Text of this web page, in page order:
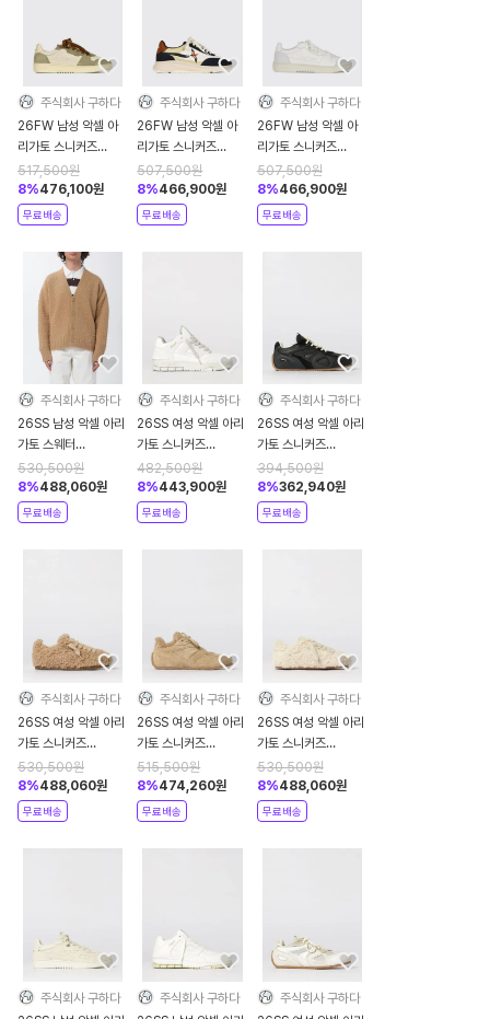
주식회사 구하다
26FW 남성 악셀 아
리가토 스니커즈
F4219001 Beige
517,500원
8%476,100원
무료배송
주식회사 구하다
26FW 남성 악셀 아
리가토 스니커즈
F4039002 Blue
507,500원
8%466,900원
무료배송
주식회사 구하다
26FW 남성 악셀 아
리가토 스니커즈
F0002007 White
507,500원
8%466,900원
무료배송
주식회사 구하다
26SS 남성 악셀 아리
가토 스웨터
A3731002 Beige
530,500원
8%488,060원
무료배송
주식회사 구하다
26SS 여성 악셀 아리
가토 스니커즈
F3677001 White
482,500원
8%443,900원
무료배송
주식회사 구하다
26SS 여성 악셀 아리
가토 스니커즈
F3534001 Black
394,500원
8%362,940원
무료배송
주식회사 구하다
26SS 여성 악셀 아리
가토 스니커즈
F3669001 Brown
530,500원
8%488,060원
무료배송
주식회사 구하다
26SS 여성 악셀 아리
가토 스니커즈
F3642002 Brown
515,500원
8%474,260원
무료배송
주식회사 구하다
26SS 여성 악셀 아리
가토 스니커즈
F3669002 Beige
530,500원
8%488,060원
무료배송
주식회사 구하다
주식회사 구하다
주식회사 구하다